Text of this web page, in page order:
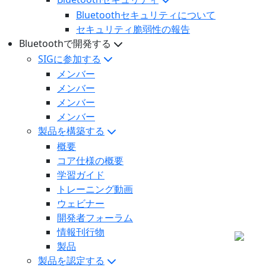
Bluetoothセキュリティについて
セキュリティ脆弱性の報告
Bluetoothで開発する
SIGに参加する
メンバー
メンバー
メンバー
メンバー
製品を構築する
概要
コア仕様の概要
学習ガイド
トレーニング動画
ウェビナー
開発者フォーラム
情報刊行物
製品
製品を認定する